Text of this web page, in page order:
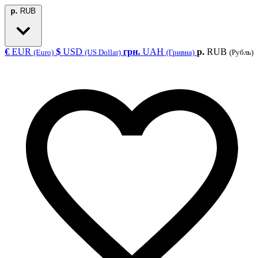
р. RUB
€ EUR (Euro) $ USD (US Dollar) грн. UAH (Гривна) р. RUB (Рубль)